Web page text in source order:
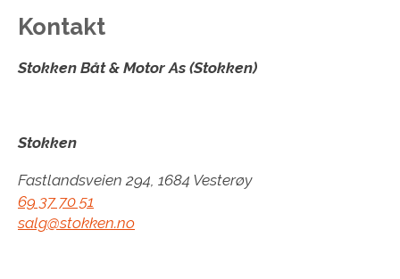
Kontakt
Stokken Båt & Motor As (Stokken)
Stokken
Fastlandsveien 294, 1684 Vesterøy
69 37 70 51
salg@stokken.no